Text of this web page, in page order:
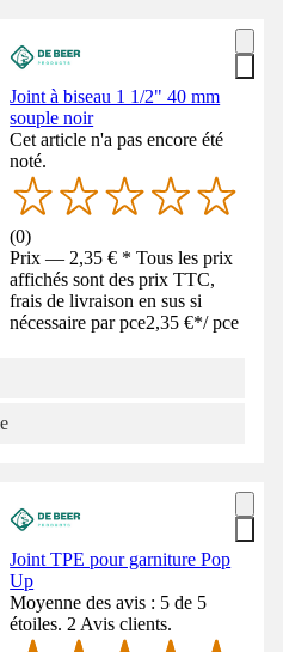
Joint à biseau 1 1/2" 40 mm
souple noir
Cet article n'a pas encore été
noté.
(0)
Prix — 2,35 € * Tous les prix
affichés sont des prix TTC,
frais de livraison en sus si
nécessaire par pce2,35 €*/ pce
Joint TPE pour garniture Pop
Up
Moyenne des avis : 5 de 5
étoiles. 2 Avis clients.